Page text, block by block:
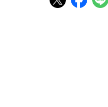
つつありますが、感染が心配